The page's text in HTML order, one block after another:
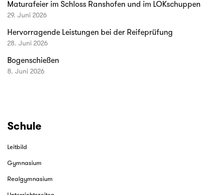
Maturafeier im Schloss Ranshofen und im LOKschuppen
29. Juni 2026
Hervorragende Leistungen bei der Reifeprüfung
28. Juni 2026
Bogenschießen
8. Juni 2026
Schule
Leitbild
Gymnasium
Realgymnasium